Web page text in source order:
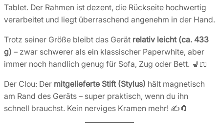
Tablet. Der Rahmen ist dezent, die Rückseite hochwertig
verarbeitet und liegt überraschend angenehm in der Hand.
Trotz seiner Größe bleibt das Gerät relativ leicht (ca. 433
g) – zwar schwerer als ein klassischer Paperwhite, aber
immer noch handlich genug für Sofa, Zug oder Bett. 💺📖
Der Clou: Der mitgelieferte Stift (Stylus) hält magnetisch
am Rand des Geräts – super praktisch, wenn du ihn
schnell brauchst. Kein nerviges Kramen mehr! ✍️🧲